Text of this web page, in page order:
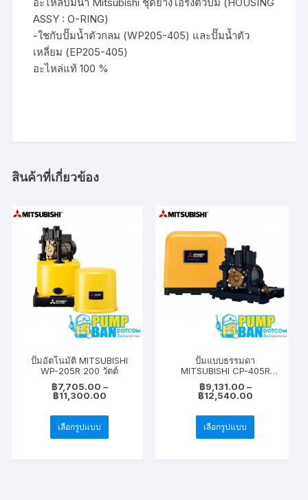
อะไหล่ปั๊มน้ำ Mitsubishi ชุดยางโอริงตัวปั๊ม (HOUSING
ASSY : O-RING)
-ใชกับปั๊มน้ำตัวกลม (WP205-405) และปั๊มน้ำตัว
เหลี่ยม (EP205-405)
อะไหล่แท้ 100 %
สินค้าที่เกี่ยวข้อง
ปั๊มอัตโนมัติ MITSUBISHI
WP-205R 200 วัตต์
฿7,705.00 –
฿11,300.00Price
฿7,705.00
฿11,300.00
เลือกรูปแบบ
This
ปั๊มแบบธรรมดา
MITSUBISHI CP-405R
฿9,131.00 –
฿12,540.00Price
฿9,131.00
฿12,540.00
เลือกรูปแบบ
This